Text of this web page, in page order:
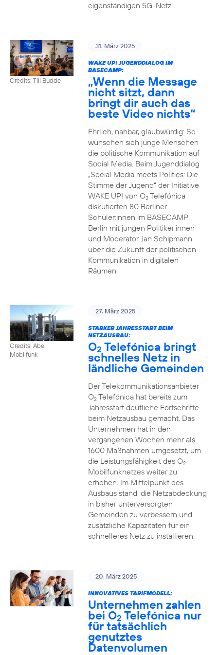
eigenständigen 5G-Netz.
Credits: Till Budde
31. März 2025
WAKE UP! JUGENDDIALOG IM
BASECAMP:
„Wenn die Message
nicht sitzt, dann
bringt dir auch das
beste Video nichts“
Ehrlich, nahbar, glaubwürdig: So
wünschen sich junge Menschen
die politische Kommunikation auf
Social Media. Beim Jugenddialog
„Social Media meets Politics: Die
Stimme der Jugend“ der Initiative
WAKE UP! von O2Telefónica
diskutierten 80 Berliner
Schüler:innen im BASECAMP
Berlin mit jungen Politiker:innen
und Moderator Jan Schipmann
über die Zukunft der politischen
Kommunikation in digitalen
Räumen.
Credits: Abel
Mobilfunk
27. März 2025
STARKER JAHRESSTART BEIM
NETZAUSBAU:
O2 Telefónica bringt
schnelles Netz in
ländliche Gemeinden
Der Telekommunikationsanbieter
O2Telefónica hat bereits zum
Jahresstart deutliche Fortschritte
beim Netzausbau gemacht. Das
Unternehmen hat in den
vergangenen Wochen mehr als
1600 Maßnahmen umgesetzt, um
die Leistungsfähigkeit des O2
Mobilfunknetzes weiter zu
erhöhen. Im Mittelpunkt des
Ausbaus stand, die Netzabdeckung
in bisher unterversorgten
Gemeinden zu verbessern und
zusätzliche Kapazitäten für ein
schnelleres Netz zu installieren.
20. März 2025
INNOVATIVES TARIFMODELL:
Unternehmen zahlen
bei O2 Telefónica nur
für tatsächlich
genutztes
Datenvolumen